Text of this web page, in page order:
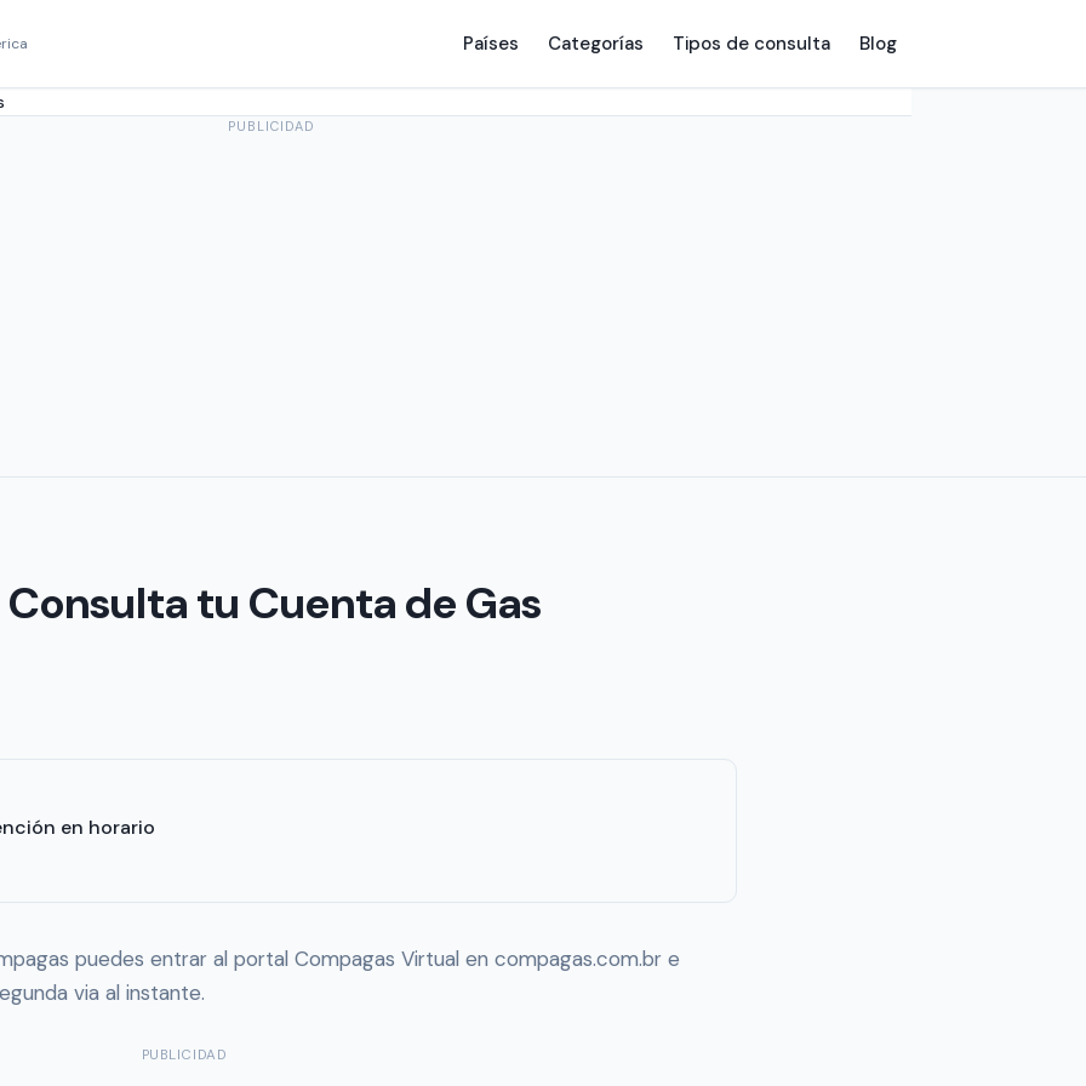
Países Categorías Tipos de consulta Blog
PUBLICIDAD
tu Cuenta de Gas
en horario
puedes entrar al portal Compagas Virtual en compagas.com.br e
via al instante.
PUBLICIDAD